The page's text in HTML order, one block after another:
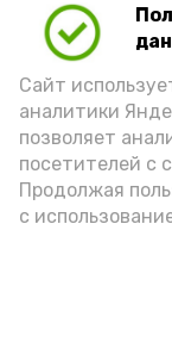
Сайт
аналитики
позволяет
посетителей с
Продолжая
с